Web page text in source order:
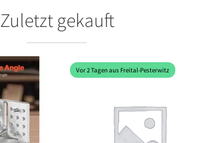
Zuletzt gekauft
Vor 2 Tagen aus Freital-Pesterwitz